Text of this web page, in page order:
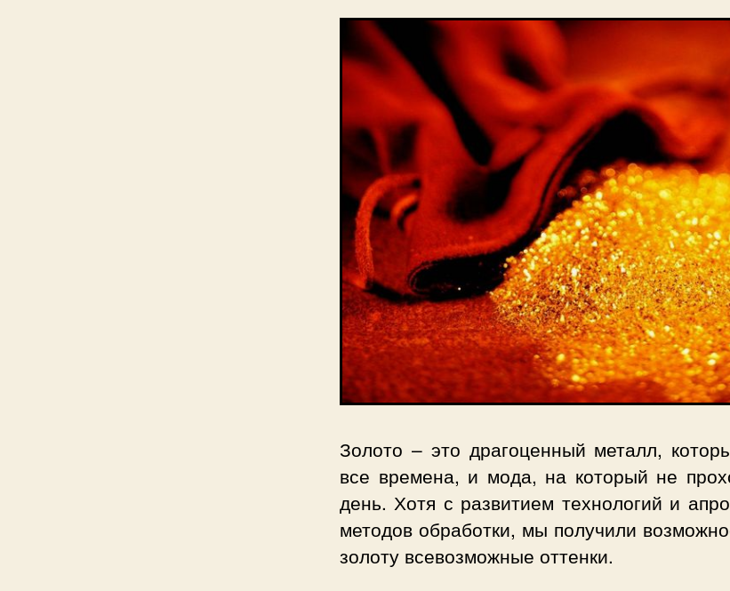
Золото – это драгоценный металл,
все времена, и мода, на который не
день. Хотя с развитием технологий и
методов обработки, мы получили
золоту всевозможные оттенки.